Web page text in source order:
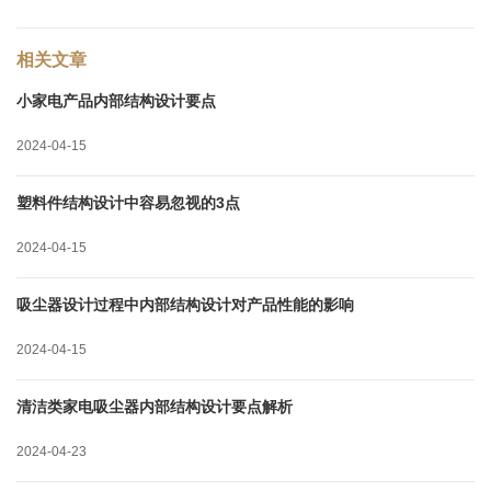
相关文章
小家电产品内部结构设计要点
2024-04-15
塑料件结构设计中容易忽视的3点
2024-04-15
吸尘器设计过程中内部结构设计对产品性能的影响
2024-04-15
清洁类家电吸尘器内部结构设计要点解析
2024-04-23